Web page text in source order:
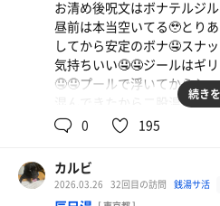
お清め後呪文はボナテルジ
昼前は本当空いてる🥹とり
してから安定のボナ🤤スナ
気持ちいい🤤🤤ジールはギ
🤤🤤プールで浮いてからシ
混んできたから二股温泉で
3階上がってやりたい放題や
これから地元帰ってパリ😎
続き
0 195
カルビ
2026.03.26 32回目の訪問 銭湯サ活